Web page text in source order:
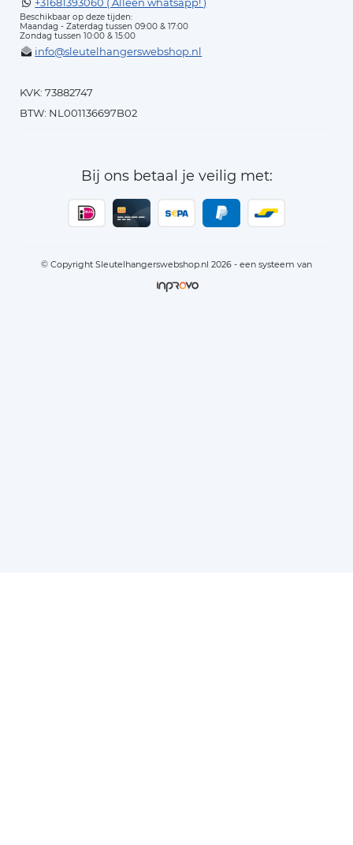
Beschikbaar op deze tijden:
Maandag - Zaterdag tussen 09:00 & 17:00
Zondag tussen 10:00 & 15:00
info@sleutelhangerswebshop.nl
KVK: 73882747
BTW: NL001136697B02
Bij ons betaal je veilig met:
© Copyright Sleutelhangerswebshop.nl 2026 - een systeem van